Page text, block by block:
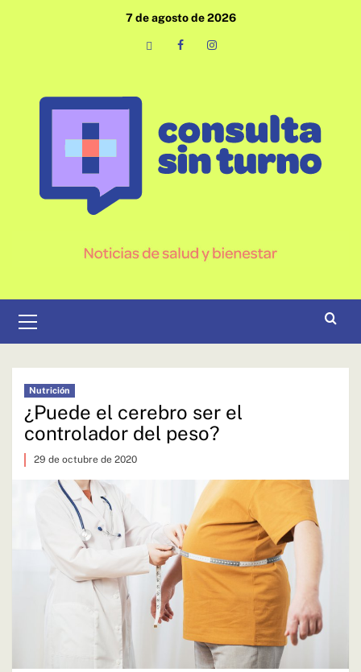
7 de agosto de 2026
primario
Nutrición
¿Puede el cerebro ser el
controlador del peso?
29 de octubre de 2020